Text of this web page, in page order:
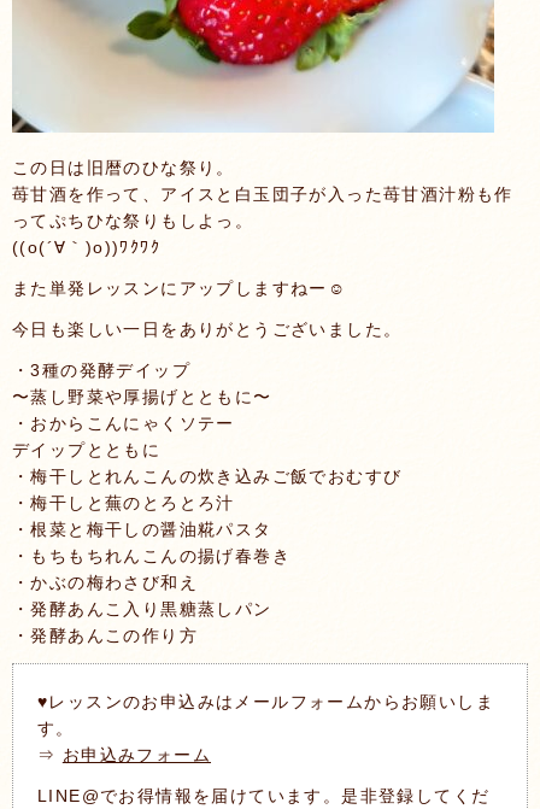
この日は旧暦のひな祭り。
苺甘酒を作って、アイスと白玉団子が入った苺甘酒汁粉も作
ってぷちひな祭りもしよっ。
((o(´∀｀)o))ﾜｸﾜｸ
また単発レッスンにアップしますねー☺
今日も楽しい一日をありがとうございました。
・3種の発酵デイップ
〜蒸し野菜や厚揚げとともに〜
・おからこんにゃくソテー
デイップとともに
・梅干しとれんこんの炊き込みご飯でおむすび
・梅干しと蕪のとろとろ汁
・根菜と梅干しの醤油糀パスタ
・もちもちれんこんの揚げ春巻き
・かぶの梅わさび和え
・発酵あんこ入り黒糖蒸しパン
・発酵あんこの作り方
♥レッスンのお申込みはメールフォームからお願いしま
す。
⇒ お申込みフォーム
LINE@でお得情報を届けています。是非登録してくだ